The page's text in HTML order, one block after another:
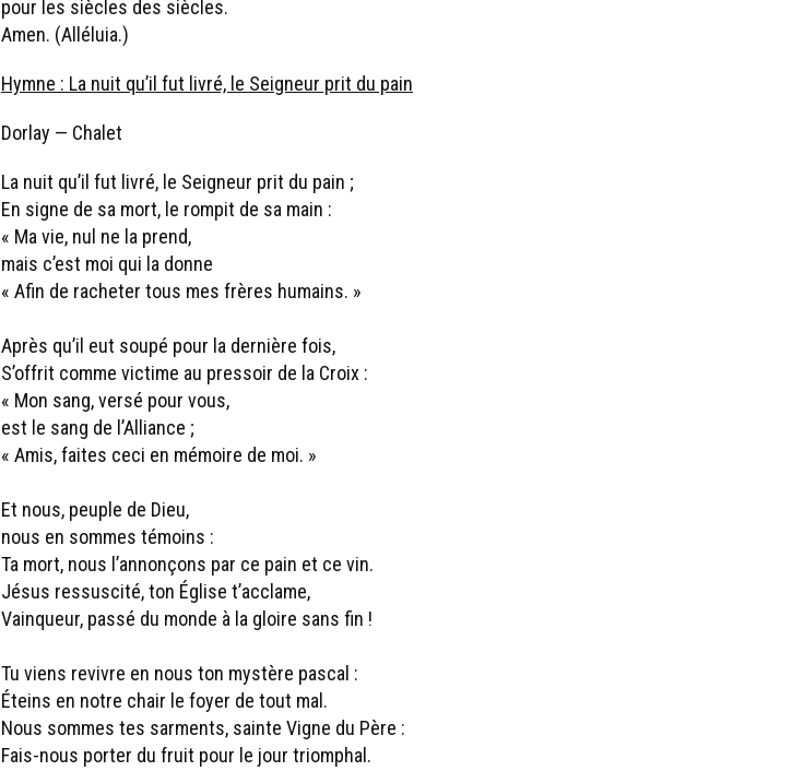
pour les siècles des siècles.
Amen. (Alléluia.)
Hymne : La nuit qu’il fut livré, le Seigneur prit du pain
Dorlay — Chalet
La nuit qu’il fut livré, le Seigneur prit du pain ;
En signe de sa mort, le rompit de sa main :
« Ma vie, nul ne la prend,
mais c’est moi qui la donne
« Afin de racheter tous mes frères humains. »
Après qu’il eut soupé pour la dernière fois,
S’offrit comme victime au pressoir de la Croix :
« Mon sang, versé pour vous,
est le sang de l’Alliance ;
« Amis, faites ceci en mémoire de moi. »
Et nous, peuple de Dieu,
nous en sommes témoins :
Ta mort, nous l’annonçons par ce pain et ce vin.
Jésus ressuscité, ton Église t’acclame,
Vainqueur, passé du monde à la gloire sans fin !
Tu viens revivre en nous ton mystère pascal :
Éteins en notre chair le foyer de tout mal.
Nous sommes tes sarments, sainte Vigne du Père :
Fais-nous porter du fruit pour le jour triomphal.